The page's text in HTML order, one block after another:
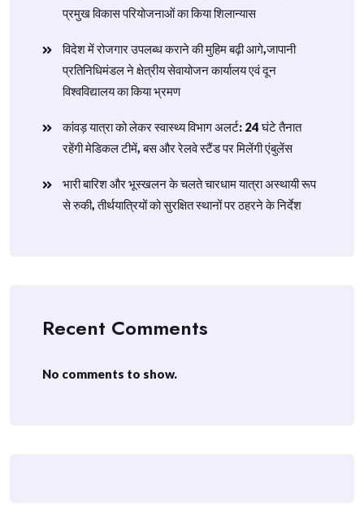
प्रमुख विकास परियोजनाओं का किया शिलान्यास
विदेश में रोजगार उपलब्ध कराने की मुहिम बढ़ी आगे,जापानी
प्रतिनिधिमंडल ने क्षेत्रीय सेवायोजन कार्यालय एवं दून
विश्वविद्यालय का किया भ्रमण
​कांवड़ यात्रा को लेकर स्वास्थ्य विभाग अलर्ट: 24 घंटे तैनात
रहेंगी मेडिकल टीमें, बस और रेलवे स्टैंड पर मिलेंगी एंबुलेंस
​भारी बारिश और भूस्खलन के चलते चारधाम यात्रा अस्थायी रूप
से रुकी, तीर्थयात्रियों को सुरक्षित स्थानों पर ठहरने के निर्देश
Recent Comments
No comments to show.